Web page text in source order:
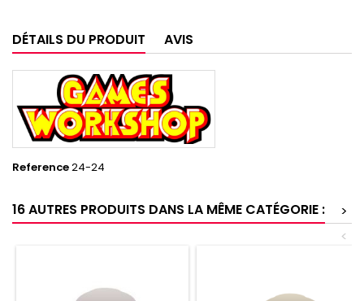
DÉTAILS DU PRODUIT AVIS
Reference24-24
16 AUTRES PRODUITS DANS LA MÊME CATÉGORIE :
>
<